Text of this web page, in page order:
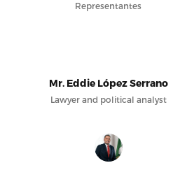
Representantes
Mr. Eddie López Serrano
Lawyer and political analyst